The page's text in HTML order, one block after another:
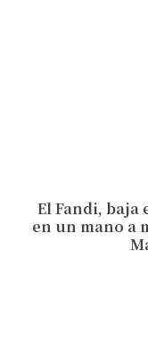
El Fandi, baja
en un mano a